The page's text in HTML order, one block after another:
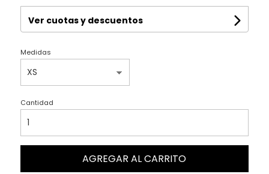
Ver cuotas y descuentos
Medidas
Cantidad
AGREGAR AL CARRITO